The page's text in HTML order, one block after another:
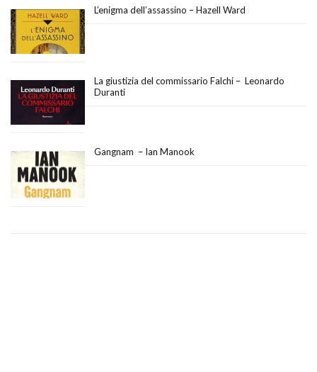
L’enigma dell’assassino – Hazell Ward
La giustizia del commissario Falchi – Leonardo
Duranti
Gangnam – Ian Manook